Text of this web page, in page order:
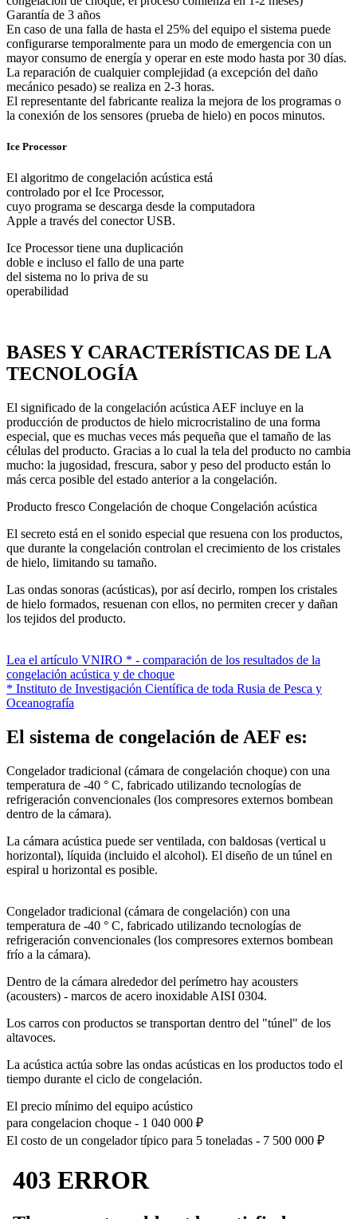
Garantía de 3 años
En caso de una falla de hasta el 25% del equipo el sistema puede
configurarse temporalmente para un modo de emergencia con un
mayor consumo de energía y operar en este modo hasta por 30 días.
La reparación de cualquier complejidad (a excepción del daño
mecánico pesado) se realiza en 2-3 horas.
El representante del fabricante realiza la mejora de los programas o
la conexión de los sensores (prueba de hielo) en pocos minutos.
Ice Processor
El algoritmo de congelación acústica está
controlado por el Ice Processor,
cuyo programa se descarga desde la computadora
Apple a través del conector USB.
Ice Processor tiene una duplicación
doble e incluso el fallo de una parte
del sistema no lo priva de su
operabilidad
BASES Y CARACTERÍSTICAS DE LA
TECNOLOGÍA
El significado de la congelación acústica AEF ⁠incluye en la
producción de productos de hielo microcristalino de una forma
especial, que es muchas veces más pequeña que el tamaño de las
células del producto. Gracias a lo cual la tela del producto no cambia
mucho: la jugosidad, frescura, sabor y peso del producto están lo
más cerca posible del estado anterior a la congelación.
Producto fresco Congelación de choque Congelación acústica
El secreto está en el sonido especial que resuena con los productos,
que durante la congelación controlan el crecimiento de los cristales
de hielo, limitando su tamaño.
Las ondas sonoras (acústicas), por así decirlo, rompen los cristales
de hielo formados, resuenan con ellos, no permiten crecer y dañan
los tejidos del producto.
Lea el artículo VNIRO * - comparación de los resultados de la
congelación acústica y de choque
* Instituto de Investigación Científica de toda Rusia de Pesca y
Oceanografía
El sistema de congelación de AEF es:
Congelador tradicional (cámara de congelación choque) con una
temperatura de -40 ° C, fabricado utilizando tecnologías de
refrigeración convencionales (los compresores externos bombean
dentro de la cámara).
La cámara acústica puede ser ventilada, con baldosas (vertical u
horizontal), líquida (incluido el alcohol). El diseño de un túnel en
espiral u horizontal es posible.
Congelador tradicional (cámara de congelación) con una
temperatura de -40 ° C, fabricado utilizando tecnologías de
refrigeración convencionales (los compresores externos bombean
frío a la cámara).
Dentro de la cámara alrededor del perímetro hay acousters
(acousters) - marcos de acero inoxidable AISI 0304.
Los carros con productos se transportan dentro del "túnel" de los
altavoces.
La acústica actúa sobre las ondas acústicas en los productos todo el
tiempo durante el ciclo de congelación.
El precio mínimo del equipo acústico
para congelacion choque - 1 040 000 ₽
El costo de un congelador típico para 5 toneladas - 7 500 000 ₽